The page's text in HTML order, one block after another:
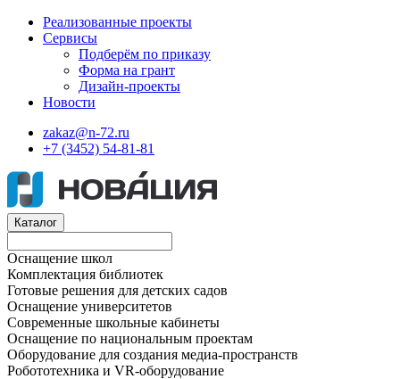
Реализованные проекты
Сервисы
Подберём по приказу
Форма на грант
Дизайн-проекты
Новости
zakaz@n-72.ru
+7 (3452) 54-81-81
Каталог
Оснащение школ
Комплектация библиотек
Готовые решения для детских садов
Оснащение университетов
Современные школьные кабинеты
Оснащение по национальным проектам
Оборудование для создания медиа-пространств
Робототехника и VR-оборудование